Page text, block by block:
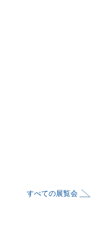
すべての展覧会